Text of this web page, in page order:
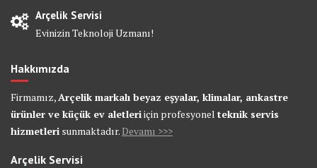
Arçelik Servisi
Evinizin Teknoloji Uzmanı!
Hakkımızda
Firmamız,Arçelik markalı beyaz eşyalar, klimalar, ankastre
ürünler ve küçük ev aletleriiçin profesyonel teknik servis
hizmetleri sunmaktadır.Devamı >>>
Arçelik Servisi